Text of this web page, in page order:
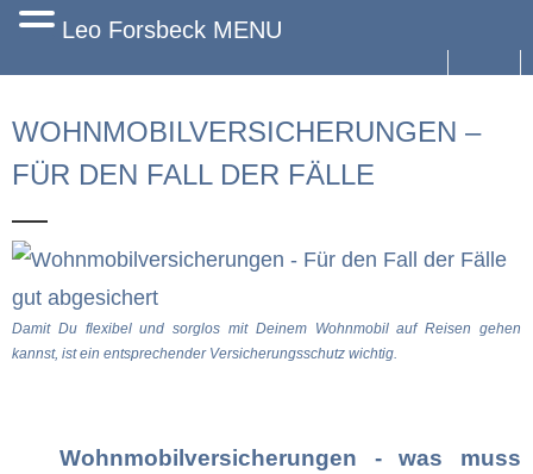
Firmenkunden
Portfolio
WOHNMOBILVERSICHERUNGEN –
FÜR DEN FALL DER FÄLLE
Damit Du flexibel und sorglos mit Deinem Wohnmobil auf Reisen gehen
kannst, ist ein entsprechender Versicherungsschutz wichtig.
Wohnmobilversicherungen - was muss
Leo Forsbeck MENU